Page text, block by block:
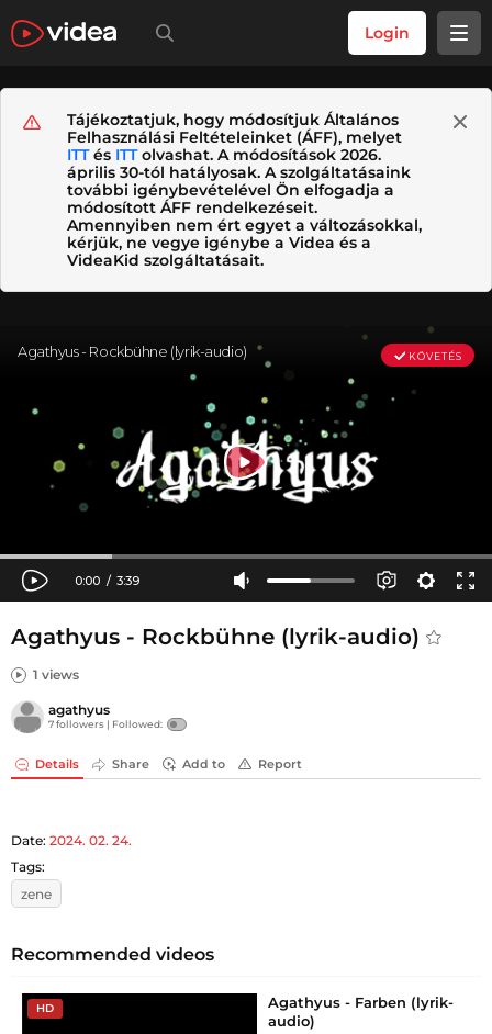
Login
Tájékoztatjuk, hogy módosítjuk Általános
Felhasználási Feltételeinket (ÁFF), melyet
ITTés ITTolvashat. A módosítások 2026.
április 30-tól hatályosak. A szolgáltatásaink
további igénybevételével Ön elfogadja a
módosított ÁFF rendelkezéseit.
Amennyiben nem ért egyet a változásokkal,
kérjük, ne vegye igénybe a Videa és a
VideaKid szolgáltatásait.
Agathyus - Rockbühne (lyrik-audio)
1 views
agathyus
7 followers | Followed:
Details Share Add to Report
Date: 2024. 02. 24.
Tags:
zene
Recommended videos
HD
Agathyus - Farben (lyrik-
audio)